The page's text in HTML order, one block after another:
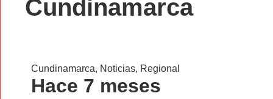
Cundinamarca
Cundinamarca, Noticias, Regional
Hace 7 meses